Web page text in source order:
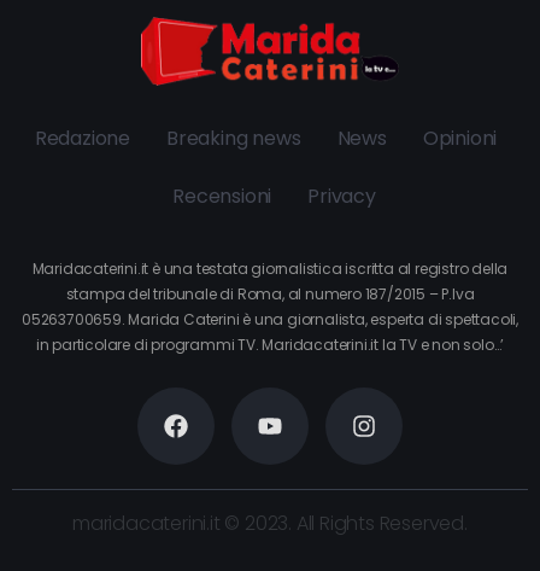
Redazione Breaking news News Opinioni
Recensioni Privacy
Maridacaterini.it è una testata giornalistica iscritta al registro della
stampa del tribunale di Roma, al numero 187/2015 – P.Iva
05263700659. Marida Caterini è una giornalista, esperta di spettacoli,
in particolare di programmi TV. Maridacaterini.it la TV e non solo…’
maridacaterini.it © 2023. All Rights Reserved.